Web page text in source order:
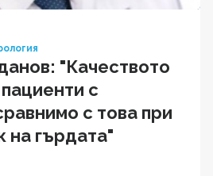
"Качеството
с
с това при
на гърдата"